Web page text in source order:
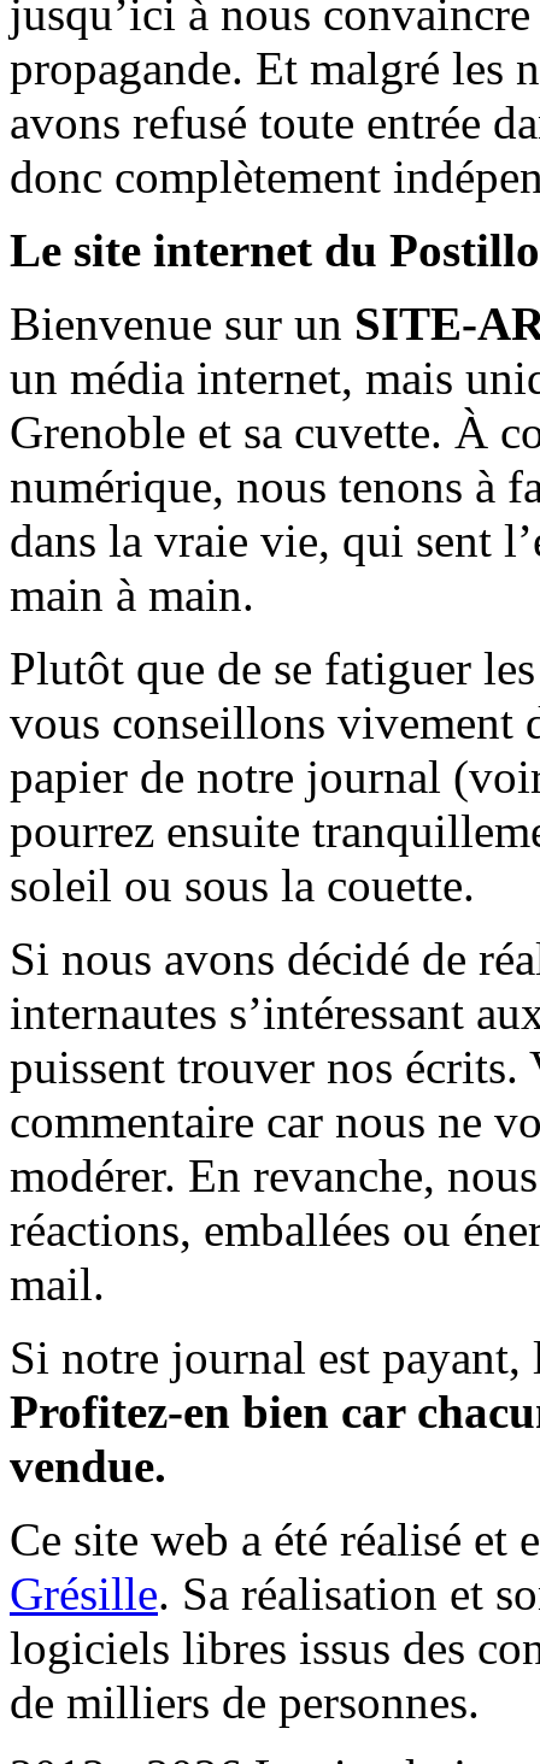
jusqu’ici à nous
propagande. Et malgré les
avons refusé toute entrée
donc complètement
Le site internet du
Bienvenue sur un SITE-
un média internet, mais
Grenoble et sa cuvette. À
numérique, nous tenons à
dans la vraie vie, qui sent
main à main.
Plutôt que de se fatiguer
vous conseillons vivement
papier de notre journal
pourrez ensuite
soleil ou sous la couette.
Si nous avons décidé de
internautes s’intéressant
puissent trouver nos écrits.
commentaire car nous ne
modérer. En revanche,
réactions, emballées ou
mail.
Si notre journal est payant,
Profitez-en bien car
vendue.
Ce site web a été réalisé et
Grésille. Sa réalisation et
logiciels libres issus des
de milliers de personnes.